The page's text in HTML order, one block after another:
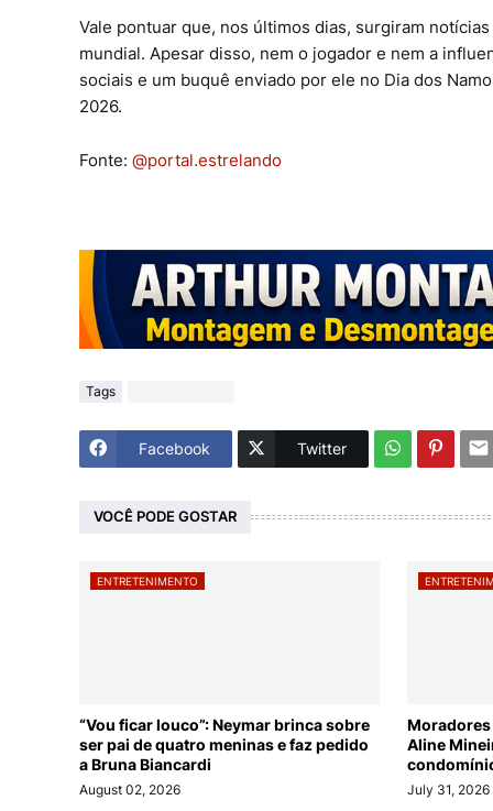
Vale pontuar que, nos últimos dias, surgiram
mundial. Apesar disso, nem o jogador e nem a
sociais e um buquê enviado por ele no Dia dos
2026.
Fonte: @portal.estrelando
Tags
Facebook Twitter
VOCÊ PODE GOSTAR
ENTRETENIMENTO
“Vou ficar louco”: Neymar brinca sobre
ser pai de quatro meninas e faz pedido
a Bruna Biancardi
August 02, 2026
Moradores
Aline
July 31, 2026